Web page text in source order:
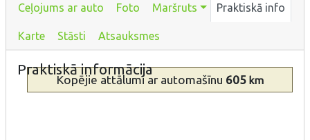
Ceļojums ar auto Foto Maršruts Praktiskā info
Karte Stāsti Atsauksmes
Praktiskā informācija
Kopējie attālumi ar automašīnu 605km
Tips
Apraksts